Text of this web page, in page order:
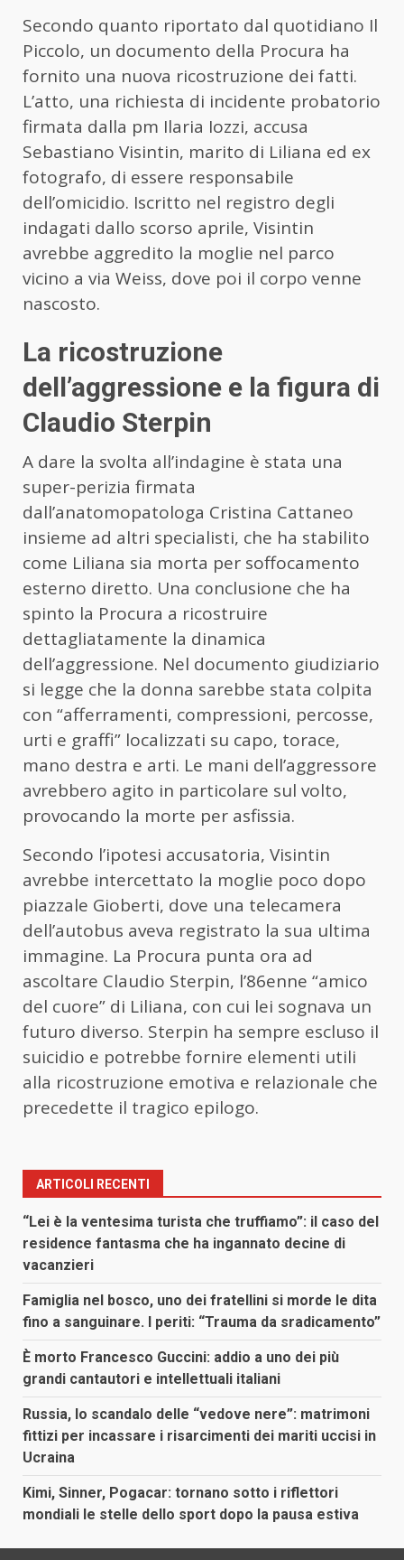
Secondo quanto riportato dal quotidiano Il
Piccolo, un documento della Procura ha
fornito una nuova ricostruzione dei fatti.
L’atto, una richiesta di incidente probatorio
firmata dalla pm Ilaria Iozzi, accusa
Sebastiano Visintin, marito di Liliana ed ex
fotografo, di essere responsabile
dell’omicidio. Iscritto nel registro degli
indagati dallo scorso aprile, Visintin
avrebbe aggredito la moglie nel parco
vicino a via Weiss, dove poi il corpo venne
nascosto.
La ricostruzione
dell’aggressione e la figura di
Claudio Sterpin
A dare la svolta all’indagine è stata una
super-perizia firmata
dall’anatomopatologa Cristina Cattaneo
insieme ad altri specialisti, che ha stabilito
come Liliana sia morta per soffocamento
esterno diretto. Una conclusione che ha
spinto la Procura a ricostruire
dettagliatamente la dinamica
dell’aggressione. Nel documento giudiziario
si legge che la donna sarebbe stata colpita
con “afferramenti, compressioni, percosse,
urti e graffi” localizzati su capo, torace,
mano destra e arti. Le mani dell’aggressore
avrebbero agito in particolare sul volto,
provocando la morte per asfissia.
Secondo l’ipotesi accusatoria, Visintin
avrebbe intercettato la moglie poco dopo
piazzale Gioberti, dove una telecamera
dell’autobus aveva registrato la sua ultima
immagine. La Procura punta ora ad
ascoltare Claudio Sterpin, l’86enne “amico
del cuore” di Liliana, con cui lei sognava un
futuro diverso. Sterpin ha sempre escluso il
suicidio e potrebbe fornire elementi utili
alla ricostruzione emotiva e relazionale che
precedette il tragico epilogo.
ARTICOLI RECENTI
“Lei è la ventesima turista che truffiamo”: il caso del
residence fantasma che ha ingannato decine di
vacanzieri
Famiglia nel bosco, uno dei fratellini si morde le dita
fino a sanguinare. I periti: “Trauma da sradicamento”
È morto Francesco Guccini: addio a uno dei più
grandi cantautori e intellettuali italiani
Russia, lo scandalo delle “vedove nere”: matrimoni
fittizi per incassare i risarcimenti dei mariti uccisi in
Ucraina
Kimi, Sinner, Pogacar: tornano sotto i riflettori
mondiali le stelle dello sport dopo la pausa estiva